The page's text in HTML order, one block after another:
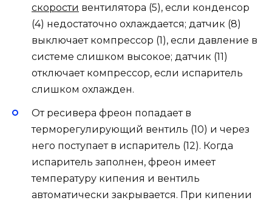
скорости вентилятора (5), если конденсор
(4) недостаточно охлаждается; датчик (8)
выключает компрессор (1), если давление в
системе слишком высокое; датчик (11)
отключает компрессор, если испаритель
слишком охлажден.
От ресивера фреон попадает в
терморегулирующий вентиль (10) и через
него поступает в испаритель (12). Когда
испаритель заполнен, фреон имеет
температуру кипения и вентиль
автоматически закрывается. При кипении